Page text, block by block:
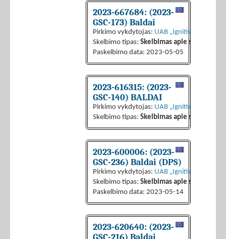
2023-667684: (2023-
GSC-173) Baldai
Pirkimo vykdytojas: UAB „Ignitis grupės
Skelbimo tipas: Skelbimas apie sutarties
Paskelbimo data: 2023-05-05
2023-616315: (2023-
GSC-140) BALDAI
Pirkimo vykdytojas: UAB „Ignitis grupės
Skelbimo tipas: Skelbimas apie sutarties
2023-600006: (2023-
GSC-236) Baldai (DPS)
Pirkimo vykdytojas: UAB „Ignitis grupės
Skelbimo tipas: Skelbimas apie sutarties
Paskelbimo data: 2023-05-14
2023-620640: (2023-